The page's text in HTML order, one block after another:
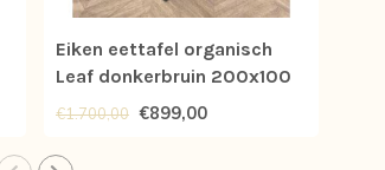
Eiken eettafel organisch
Leaf donkerbruin 200x100
*nieuw
€1.700,00 €899,00